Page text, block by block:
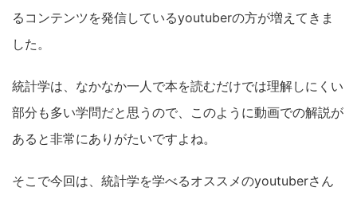
るコンテンツを発信しているyoutuberの方が増えてきま
した。
統計学は、なかなか一人で本を読むだけでは理解しにくい
部分も多い学問だと思うので、このように動画での解説が
あると非常にありがたいですよね。
そこで今回は、統計学を学べるオススメのyoutuberさん